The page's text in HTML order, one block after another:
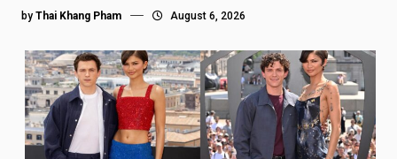
by Thai Khang Pham August 6, 2026